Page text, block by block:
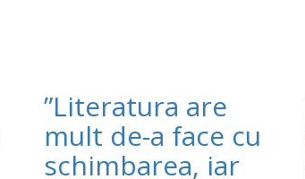
”Literatura are
mult de-a face cu
schimbarea, iar